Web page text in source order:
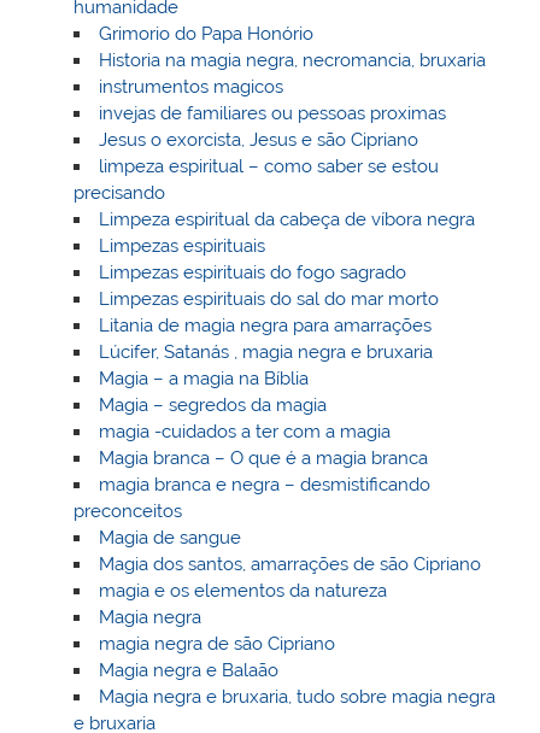
humanidade
Grimorio do Papa Honório
Historia na magia negra, necromancia, bruxaria
instrumentos magicos
invejas de familiares ou pessoas proximas
Jesus o exorcista, Jesus e são Cipriano
limpeza espiritual – como saber se estou
precisando
Limpeza espiritual da cabeça de víbora negra
Limpezas espirituais
Limpezas espirituais do fogo sagrado
Limpezas espirituais do sal do mar morto
Litania de magia negra para amarrações
Lúcifer, Satanás , magia negra e bruxaria
Magia – a magia na Bíblia
Magia – segredos da magia
magia -cuidados a ter com a magia
Magia branca – O que é a magia branca
magia branca e negra – desmistificando
preconceitos
Magia de sangue
Magia dos santos, amarrações de são Cipriano
magia e os elementos da natureza
Magia negra
magia negra de são Cipriano
Magia negra e Balaão
Magia negra e bruxaria, tudo sobre magia negra
e bruxaria